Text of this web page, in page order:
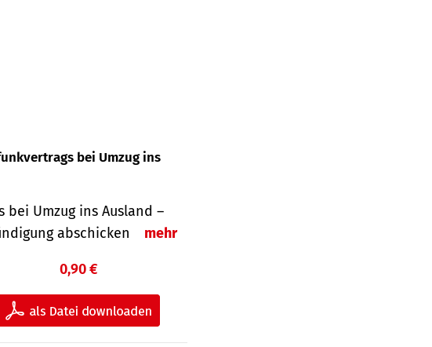
bei Umzug ins
Umzug ins Ausland –
abschicken
mehr
0,90 €